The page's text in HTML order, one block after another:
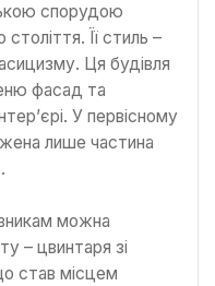
спорудою
Її стиль –
Ця будівля
фасад та
У первісному
лише частина
можна
– цвинтаря зі
став місцем